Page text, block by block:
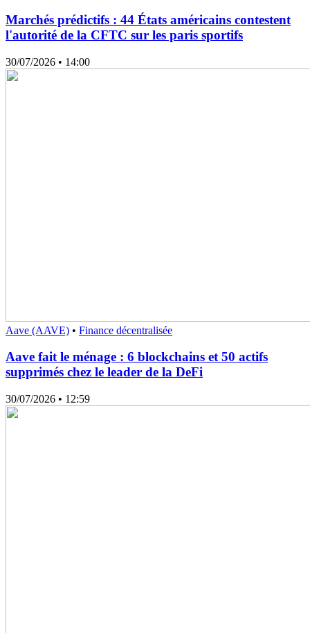
Marchés prédictifs : 44 États américains contestent
l'autorité de la CFTC sur les paris sportifs
30/07/2026 • 14:00
Aave (AAVE) • Finance décentralisée
Aave fait le ménage : 6 blockchains et 50 actifs
supprimés chez le leader de la DeFi
30/07/2026 • 12:59